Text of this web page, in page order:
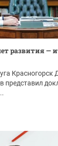
развития —
Красногорск
представил